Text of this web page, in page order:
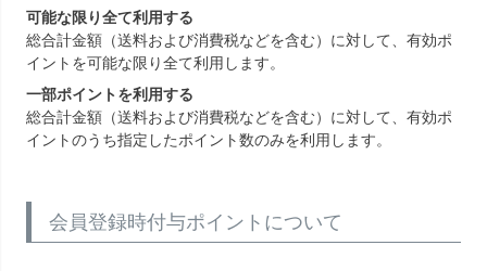
可能な限り全て利用する
総合計金額（送料および消費税などを含む）に対して、有効ポ
イントを可能な限り全て利用します。
一部ポイントを利用する
総合計金額（送料および消費税などを含む）に対して、有効ポ
イントのうち指定したポイント数のみを利用します。
会員登録時付与ポイントについて